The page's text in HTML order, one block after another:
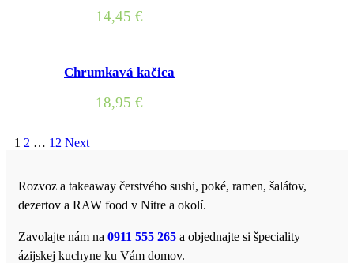
14,45 €
Chrumkavá kačica
18,95 €
1 2 … 12 Next
Rozvoz a takeaway čerstvého sushi, poké, ramen, šalátov,
dezertov a RAW food v Nitre a okolí.
Zavolajte nám na 0911 555 265 a objednajte si špeciality
ázijskej kuchyne ku Vám domov.